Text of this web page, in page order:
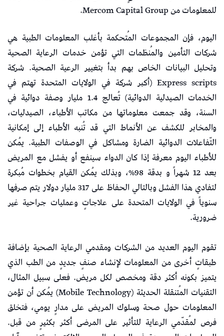
للمعلومات من Mercom Capital Group.
اليوم، فإن المجموعات المُتحكمة بأغلب المعلومات الطبية هي
شركات التأمين والمُنظمات التي تؤمن خدمات الرعاية الصحية
وتحليل البيانات الخاص بهم بدأ بتغيير الرعية الصحية. شركة
Express scripts (أكبر شركة في الولايات المتحدة تهتم في
الخدمات الصيدلية الدوائية) تُعالج 1.4 مليار وصفة دوائية في
السنة، وقد جمعت معلوماتها من مكاتب الأطباء، الصيدليات،
والمخابر للكشف عن الأنماط التي قد تُنبه الأطباء إلى إمكانية
التّفاعلات الدوائية الضارة ومشاكل في الوصفات الطبية. يُمكن
للأطباء اليوم معرفة إذا كان الدواء سينفع أو يفشل مع المريض
بعد 12 شهراً و بدقة 98%، وبذلك يُمكن القيام بخطوات مُبكرة
لتفادي هذا الفشل وبالتالي الحفاظ على 317 مليار دولار يتم صرفها
سنوياً في الولايات المتحدة على علاجاتٍ وعمليات جراحية غير
ضرورية.
تقوم اليوم العديد من الشركات ومقدمي الرعاية الصحية بإضافة
طبقاتٍ أخرى من المعلومات لإنشاء صنفٍ جديدٍ من الطب الذي
يتميز بكونه أكثر دقة ومخصص لكل مريض. فعلى سبيل المثال،
التقنيات المُتنقلة الحديثة (Mobile Technology) يُمكن أن تؤمن
المعلومات حول صحة وسلوك المريض على مدارٍ يومي، فتخلق
فرص لمُقدّمي الرعاية للتأثير على المرضى أكثر بكثيرٍ من قبل.